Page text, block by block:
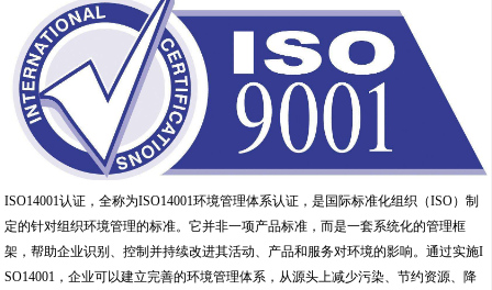
ISO14001认证，全称为ISO14001环境管理体系认证，是国际标准化组织（ISO）制
定的针对组织环境管理的标准。它并非一项产品标准，而是一套系统化的管理框
架，帮助企业识别、控制并持续改进其活动、产品和服务对环境的影响。通过实施I
SO14001，企业可以建立完善的环境管理体系，从源头上减少污染、节约资源、降